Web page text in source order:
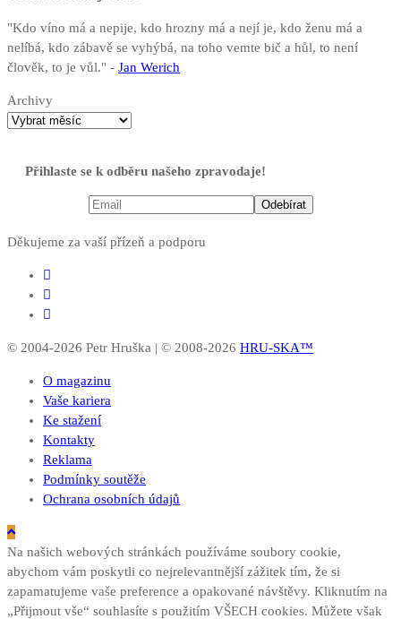
"Kdo víno má a nepije, kdo hrozny má a nejí je, kdo ženu má a
nelíbá, kdo zábavě se vyhýbá, na toho vemte bič a hůl, to není
člověk, to je vůl." - Jan Werich
Archivy
Přihlaste se k odběru našeho zpravodaje!
Děkujeme za vaší přízeň a podporu
© 2004-2026 Petr Hruška | © 2008-2026 HRU-SKA™
O magazinu
Vaše kariera
Ke stažení
Kontakty
Reklama
Podmínky soutěže
Ochrana osobních údajů
Na našich webových stránkách používáme soubory cookie,
abychom vám poskytli co nejrelevantnější zážitek tím, že si
zapamatujeme vaše preference a opakované návštěvy. Kliknutím na
„Přijmout vše“ souhlasíte s použitím VŠECH cookies. Můžete však